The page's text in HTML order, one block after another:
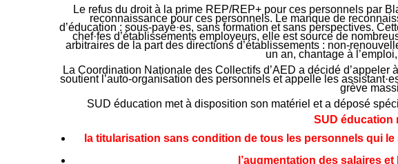
Le refus du droit à la prime REP/REP+ pour ces personnels par
reconnaissance pour ces personnels. Le manque de
d’éducation : sous-payé·es, sans formation et sans perspectives.
chef·fes d’établissements employeurs, elle est source de
arbitraires de la part des directions d’établissements : non-
un an, chantage à
La Coordination Nationale des Collectifs d’AED a décidé
soutient l’auto-organisation des personnels et appelle les
grève
SUD éducation met à disposition son matériel et a déposé
SUD éducation
la titularisation sans condition de tous les personnels qui
l’augmentation des salaires